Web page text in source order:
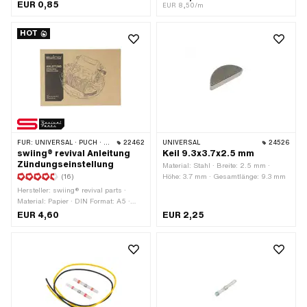
Werkstattzubehör
EUR 0,85
· Gesamtlänge: 400 mm ·
EUR 8,50/m
HOT
FÜR: UNIVERSAL · PUCH · SACHS · PIAGGIO · ZÜNDAPP BELMONDO 22462
swiing® revival Anleitung
Zündungseinstellung
(16)
Hersteller: swiing® revival parts ·
Material: Papier · DIN Format: A5 ·
Anzahl Seiten: 17 Stk. · Sprache:
EUR 4,60
UNIVERSAL 24526
Keil 9.3x3.7x2.5 mm
Material: Stahl · Breite: 2.5 mm ·
Höhe: 3.7 mm · Gesamtlänge: 9.3 mm
EUR 2,25